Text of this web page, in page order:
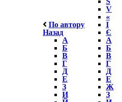
По автору
Назад
А
Б
В
Г
Д
Е
З
И
V
«
І
Є
А
Б
В
Г
Д
Е
Ж
З